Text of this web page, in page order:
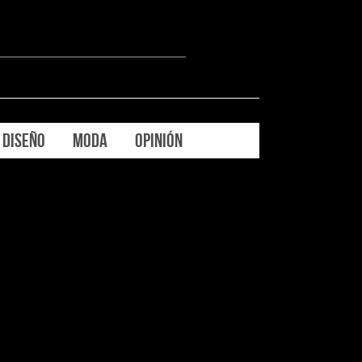
DISEÑO MODA OPINIÓN